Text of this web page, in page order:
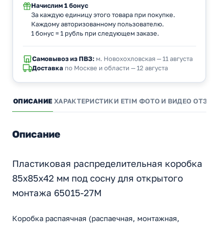
Начислим 1 бонус
За каждую единицу этого товара при покупке.
Каждому авторизованному пользователю.
1 бонус = 1 рубль при следующем заказе.
Самовывоз из ПВЗ:м. Новохохловская — 11 августа
Доставка по Москве и области — 12 августа
ОПИСАНИЕ ХАРАКТЕРИСТИКИ ETIM ФОТО И ВИДЕО
Описание
Пластиковая распределительная коробка
85х85х42 мм под сосну для открытого
монтажа 65015-27М
Коробка распаячная (распаечная, монтажная,